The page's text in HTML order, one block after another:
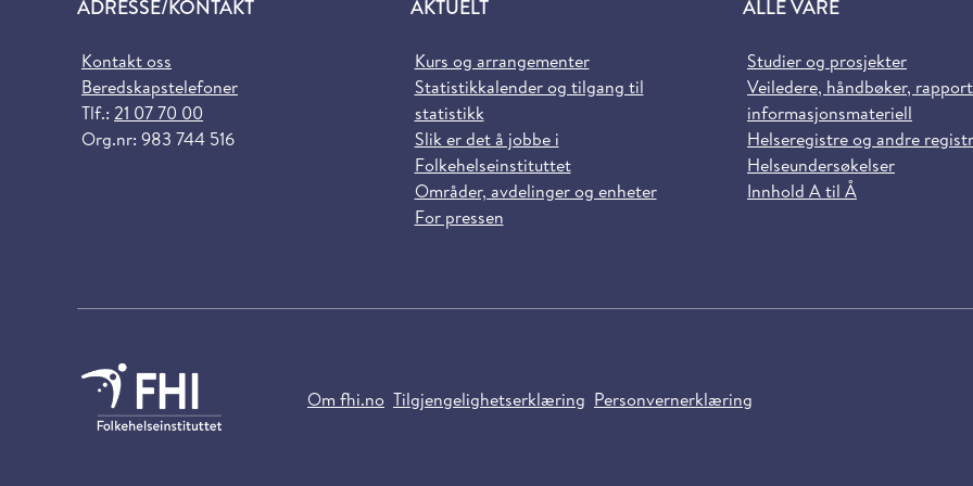
ADRESSE/KONTAKT
Kontakt oss
Beredskapstelefoner
Tlf.: 21 07 70 00
Org.nr: 983 744 516
AKTUELT
Kurs og arrangementer
Statistikkalender og tilgang til
statistikk
Slik er det å jobbe i
Folkehelseinstituttet
Områder, avdelinger og enheter
For pressen
ALLE VÅRE
Studier og prosjekter
Veiledere, håndbøker,
informasjonsmateriell
Helseregistre og andre
Helseundersøkelser
Innhold A til Å
Om fhi.no Tilgjengelighetserklæring Personvernerklæring